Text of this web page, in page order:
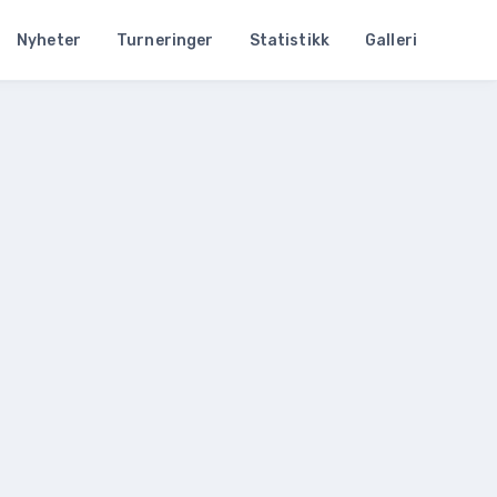
Nyheter Turneringer Statistikk Galleri